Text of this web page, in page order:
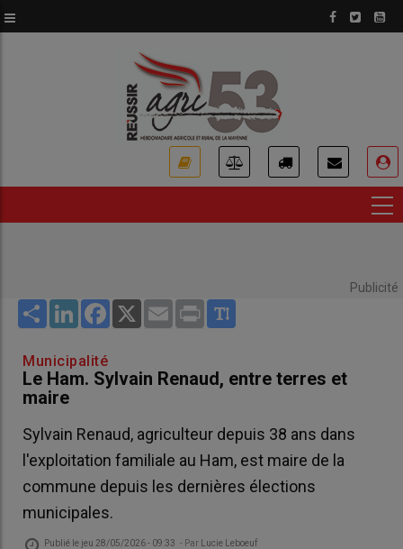
au
Publicité
Share LinkedInFacebook
X Email Print
Municipalité
Le Ham. Sylvain Renaud, entre terres et
maire
Sylvain Renaud, agriculteur depuis 38 ans dans
l'exploitation familiale au Ham, est maire de la
commune depuis les dernières élections
municipales.
Publié le jeu 28/05/2026 - 09:33 - Par Lucie Leboeuf